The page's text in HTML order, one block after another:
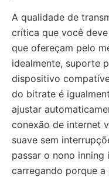
A qualidade de
crítica que você
que ofereçam pelo
idealmente, suporte
dispositivo
do bitrate é
ajustar
conexão de internet
suave sem
passar o nono
carregando porque